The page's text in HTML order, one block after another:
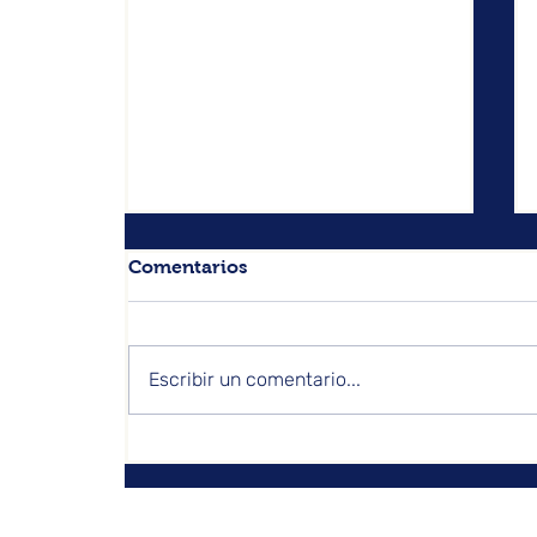
ESM en la Mejora de la
Eficiencia Empresarial
Comentarios
Escribir un comentario...